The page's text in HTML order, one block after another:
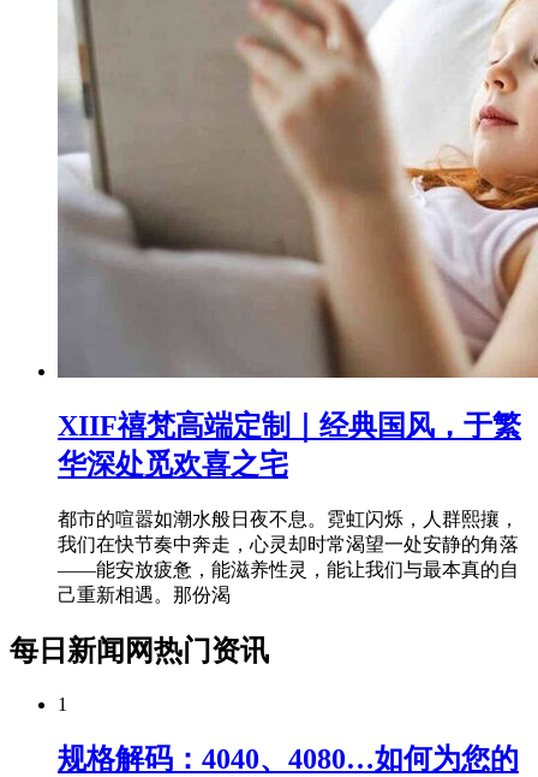
XIIF禧梵高端定制｜经典国风，于繁
华深处觅欢喜之宅
都市的喧嚣如潮水般日夜不息。霓虹闪烁，人群熙攘，
我们在快节奏中奔走，心灵却时常渴望一处安静的角落
——能安放疲惫，能滋养性灵，能让我们与最本真的自
己重新相遇。那份渴
每日新闻网热门资讯
1
规格解码：4040、4080…如何为您的